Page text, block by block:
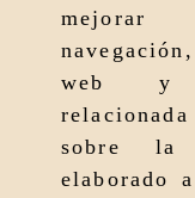
web y
sobre
elaborado